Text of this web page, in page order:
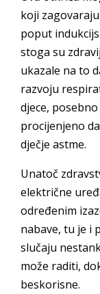
koji
poput
stoga su
ukazale na to
razvoju
djece,
procijenjeno
dječje astme.
Unatoč
električne
određenim
nabave, tu je i
slučaju
može raditi,
beskorisne.